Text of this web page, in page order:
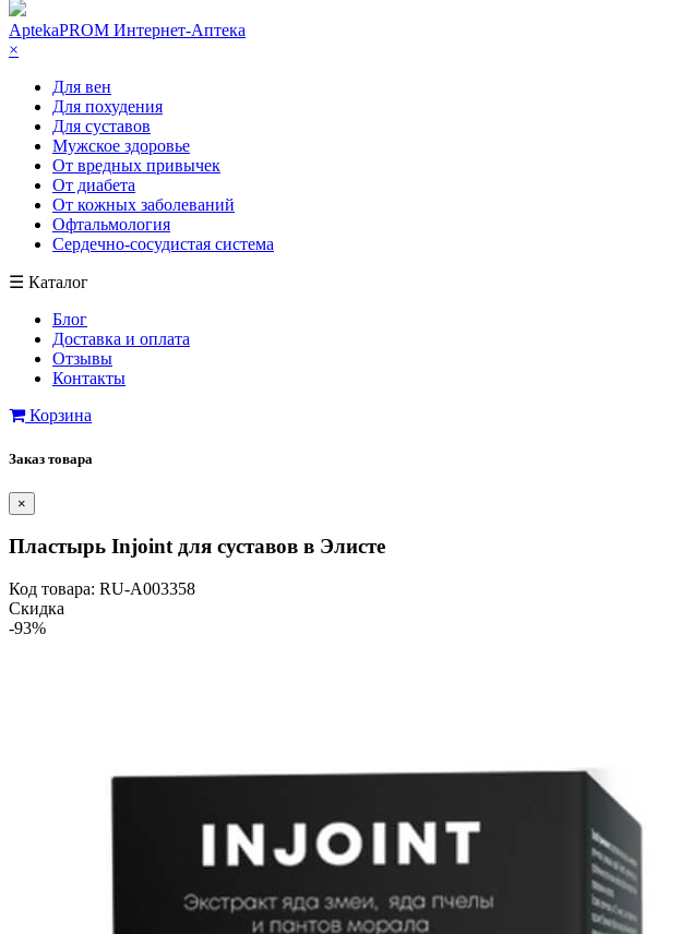
AptekaPROM Интернет-Аптека
×
Для вен
Для похудения
Для суставов
Мужское здоровье
От вредных привычек
От диабета
От кожных заболеваний
Офтальмология
Сердечно-сосудистая система
☰ Каталог
Блог
Доставка и оплата
Отзывы
Контакты
Корзина
Заказ товара
×
Пластырь Injoint для суставов в Элисте
Код товара: RU-A003358
Скидка
-93%